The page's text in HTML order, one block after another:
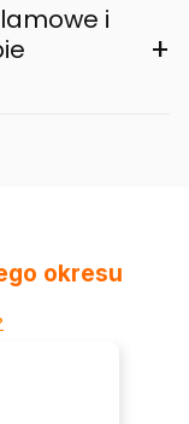
i
+
okresu